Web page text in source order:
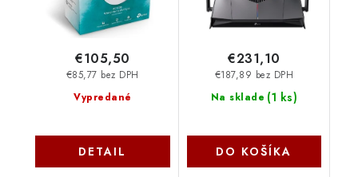
Vypredané
€85,77 bez DPH
€105,50
DETAIL
Na sklade (1 ks)
€187,89 bez DPH
€231,10
DO KOŠÍKA